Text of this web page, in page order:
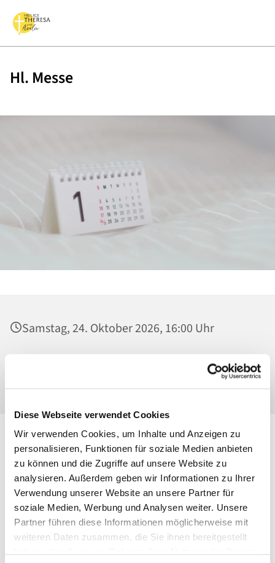
Diese Webseite verwendet Cookies
Wir verwenden Cookies, um Inhalte und Anzeigen zu
personalisieren, Funktionen für soziale Medien anbieten
zu können und die Zugriffe auf unsere Website zu
analysieren. Außerdem geben wir Informationen zu Ihrer
Verwendung unserer Website an unsere Partner für
soziale Medien, Werbung und Analysen weiter. Unsere
Partner führen diese Informationen möglicherweise mit
weiteren Daten zusammen, die Sie ihnen bereitgestellt
Hl. Messe
Samstag, 24. Oktober 2026, 16:00 Uhr
Alexianer St. Joseph Krankenhaus, Kirche,